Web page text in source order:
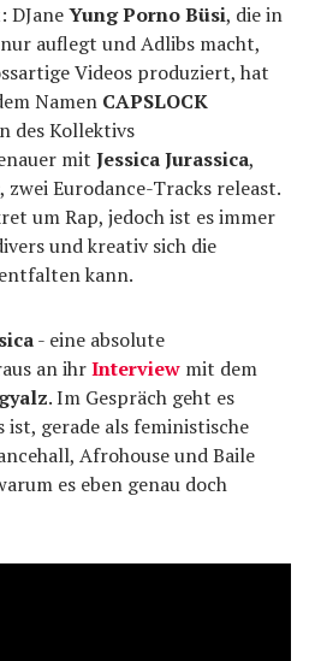
DJaneYung Porno Büsi, die in
auflegt und Adlibs macht,
Videos produziert, hat
Namen CAPSLOCK
des Kollektivs
mit Jessica Jurassica,
, zwei Eurodance-Tracks releast.
um Rap, jedoch ist es immer
und kreativ sich die
kann.
- eine absolute
an ihrInterview mit dem
. Im Gespräch geht es
ist, gerade als feministische
Afrohouse und Baile
es eben genau doch